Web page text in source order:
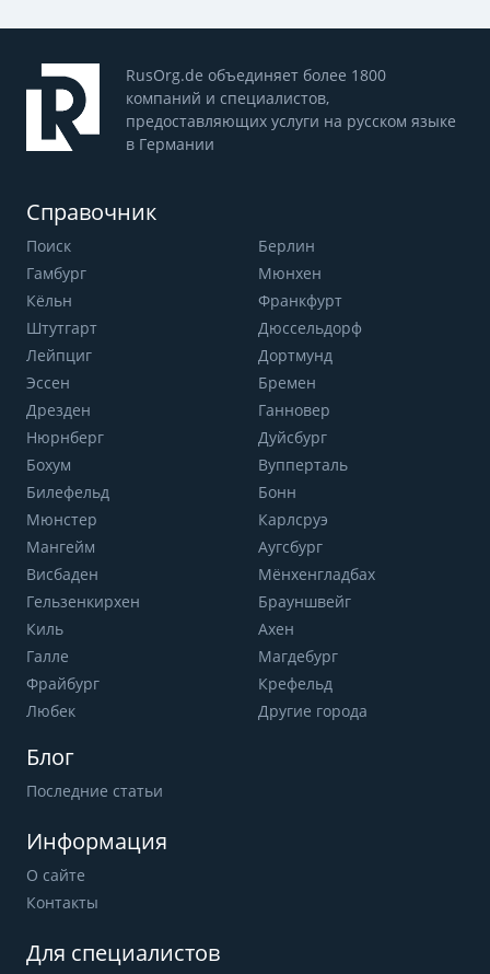
RusOrg.de объединяет более 1800
компаний и специалистов,
предоставляющих услуги на русском языке
в Германии
Справочник
Поиск
Берлин
Гамбург
Мюнхен
Кёльн
Франкфурт
Штутгарт
Дюссельдорф
Лейпциг
Дортмунд
Эссен
Бремен
Дрезден
Ганновер
Нюрнберг
Дуйсбург
Бохум
Вупперталь
Билефельд
Бонн
Мюнстер
Карлсруэ
Мангейм
Аугсбург
Висбаден
Мёнхенгладбах
Гельзенкирхен
Брауншвейг
Киль
Ахен
Галле
Магдебург
Фрайбург
Крефельд
Любек
Другие города
Блог
Последние статьи
Информация
О сайте
Контакты
Для специалистов